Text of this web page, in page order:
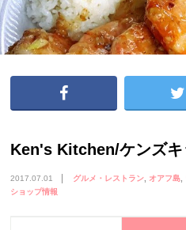
Ken's Kitchen/ケンズキ
2017.07.01 グルメ・レストラン オアフ島
ショップ情報